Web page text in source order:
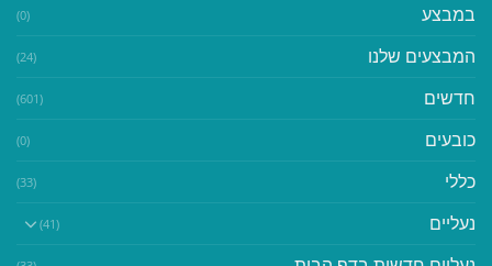
במבצע (0)
המבצעים שלנו (24)
חדשים (601)
כובעים (0)
כללי (33)
נעליים (41)